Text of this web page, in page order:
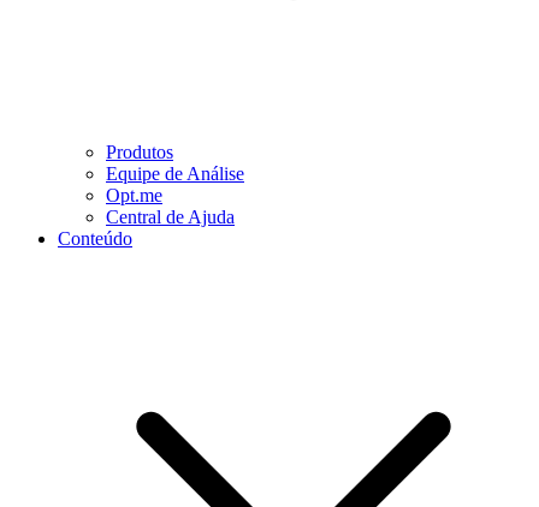
Produtos
Equipe de Análise
Opt.me
Central de Ajuda
Conteúdo